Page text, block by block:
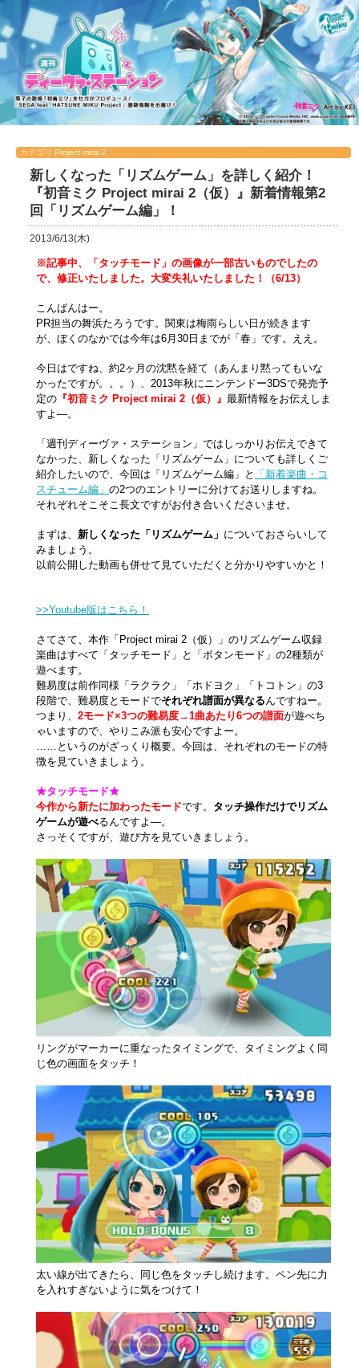
カテゴリ Project mirai 2
新しくなった「リズムゲーム」を詳しく紹介！
『初音ミク Project mirai 2（仮）』新着情報第2
回「リズムゲーム編」！
2013/6/13(木)
※記事中、「タッチモード」の画像が一部古いものでしたの
で、修正いたしました。大変失礼いたしました！（6/13）
こんばんはー。
PR担当の舞浜たろうです。関東は梅雨らしい日が続きます
が、ぼくのなかでは今年は6月30日までが「春」です。ええ。
今日はですね、約2ヶ月の沈黙を経て（あんまり黙ってもいな
かったですが。。。）、2013年秋にニンテンドー3DSで発売予
定の 『初音ミク Project mirai 2（仮）』 最新情報をお伝えしま
すよ―。
「週刊ディーヴァ・ステーション」ではしっかりお伝えできて
なかった、新しくなった「リズムゲーム」についても詳しくご
紹介したいので、今回は「リズムゲーム編」と
「新着楽曲・コ
スチューム編」 の2つのエントリーに分けてお送りしますね。
それぞれそこそこ長文ですがお付き合いくださいませ。
まずは、 新しくなった「リズムゲーム」 についておさらいして
みましょう。
以前公開した動画も併せて見ていただくと分かりやすいかと！
>>Youtube版はこちら！
さてさて、本作「Project mirai 2（仮）」のリズムゲーム収録
楽曲はすべて「タッチモード」と「ボタンモード」の2種類が
遊べます。
難易度は前作同様「ラクラク」「ホドヨク」「トコトン」の3
段階で、難易度とモードでそれぞれ譜面が異なるんですねー。
つまり、 2モード×3つの難易度→1曲あたり6つの譜面が遊べち
ゃいますので、やりこみ派も安心ですよー。
……というのがざっくり概要。今回は、それぞれのモードの特
徴を見ていきましょう。
★タッチモード★
今作から新たに加わったモードです。 タッチ操作だけでリズム
ゲームが遊べるんですよ―。
さっそくですが、遊び方を見ていきましょう。
リングがマーカーに重なったタイミングで、タイミングよく同
じ色の画面をタッチ！
太い線が出てきたら、同じ色をタッチし続けます。ペン先に力
を入れすぎないように気をつけて！